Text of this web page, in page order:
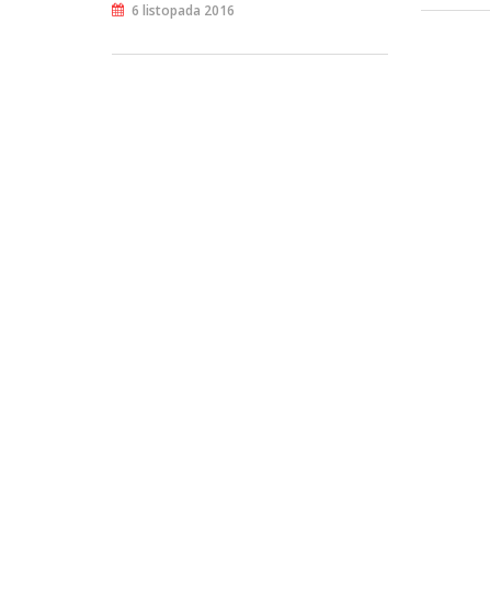
6 listopada 2016